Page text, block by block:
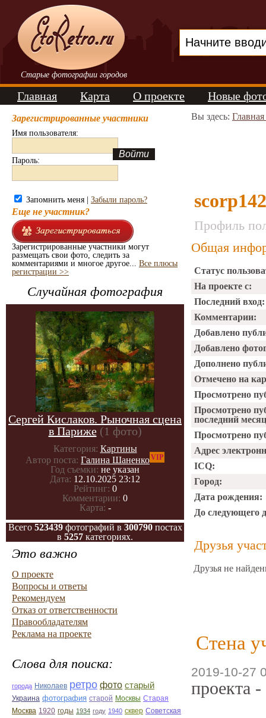
Старые фотографии городов
Главная Карта О проекте Новые
Зарегистрированные участники
Имя пользователя:
Пароль:
Запомнить меня | Забыли пароль?
Еще не участник?
Зарегистрированные участники могут
размещать свои фото, следить за
комментариями и многое другое... Все плюсы
регистрации >>
Случайная фотография
Сергей Кислаков. Рыночная сцена
в Париже (1 фото)
Категория: Картины
Автор поста: Галина ШаненкоVIP
Год съемки: не указан
Дата: 12.10.2025 23:12
Рейтинг: 0
Комментарии: 0
Карта: -
Всего 523439фотографий в 300790постах
в 5257 категориях.
Это важно
О проекте
Вопросы и ответы
Рекомендуем
Отказ от ответственности
Правообладателям
Реклама на проекте
Слова для поиска:
города Николаев ретро фото старый
Украина фотография старой Москвы Старая
Москва 1920 годы 1934 году 1940 сквер Советская
Вы здесь:
Профиль
Общая
Статус
На проекте с:
Последний вход:
Комментарии:
Добавлено
Добавлено
Дополнено
Отмечено на
Просмотрено
Просмотрено
последний
Просмотрено
Адрес
ICQ:
Город:
Дата рождения:
До следующего
Друзья
Друзья не
Стена
2019-10-27
проекта